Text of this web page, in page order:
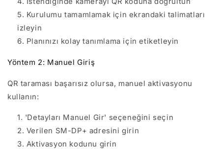
Kurulumu tamamlamak için ekrandaki talimatları
izleyin
Planınızı kolay tanımlama için etiketleyin
Yöntem 2: Manuel Giriş
QR taraması başarısız olursa, manuel aktivasyonu
kullanın:
'Detayları Manuel Gir' seçeneğini seçin
Verilen SM-DP+ adresini girin
Aktivasyon kodunu girin